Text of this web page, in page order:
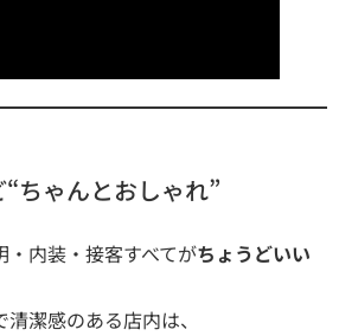
ちゃんとおしゃれ”
内装・接客すべてがちょうどいい
潔感のある店内は、